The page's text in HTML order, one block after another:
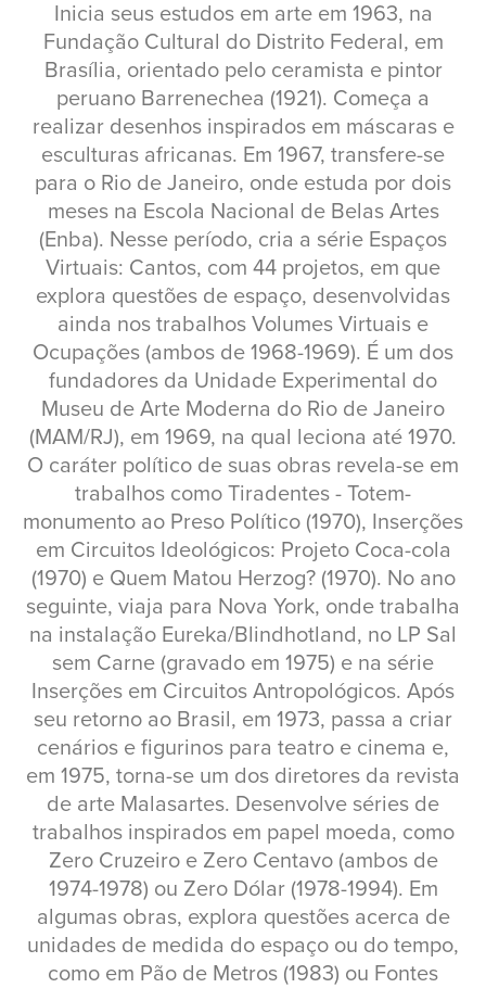
Inicia seus estudos em arte em 1963, na
Fundação Cultural do Distrito Federal, em
Brasília, orientado pelo ceramista e pintor
peruano Barrenechea (1921). Começa a
realizar desenhos inspirados em máscaras e
esculturas africanas. Em 1967, transfere-se
para o Rio de Janeiro, onde estuda por dois
meses na Escola Nacional de Belas Artes
(Enba). Nesse período, cria a série Espaços
Virtuais: Cantos, com 44 projetos, em que
explora questões de espaço, desenvolvidas
ainda nos trabalhos Volumes Virtuais e
Ocupações (ambos de 1968-1969). É um dos
fundadores da Unidade Experimental do
Museu de Arte Moderna do Rio de Janeiro
(MAM/RJ), em 1969, na qual leciona até 1970.
O caráter político de suas obras revela-se em
trabalhos como Tiradentes - Totem-
monumento ao Preso Político (1970), Inserções
em Circuitos Ideológicos: Projeto Coca-cola
(1970) e Quem Matou Herzog? (1970). No ano
seguinte, viaja para Nova York, onde trabalha
na instalação Eureka/Blindhotland, no LP Sal
sem Carne (gravado em 1975) e na série
Inserções em Circuitos Antropológicos. Após
seu retorno ao Brasil, em 1973, passa a criar
cenários e figurinos para teatro e cinema e,
em 1975, torna-se um dos diretores da revista
de arte Malasartes. Desenvolve séries de
trabalhos inspirados em papel moeda, como
Zero Cruzeiro e Zero Centavo (ambos de
1974-1978) ou Zero Dólar (1978-1994). Em
algumas obras, explora questões acerca de
unidades de medida do espaço ou do tempo,
como em Pão de Metros (1983) ou Fontes